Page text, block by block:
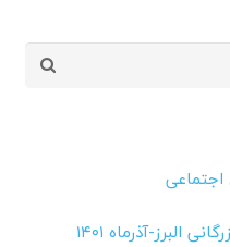
البرز-آذرماه ۱۴۰۱